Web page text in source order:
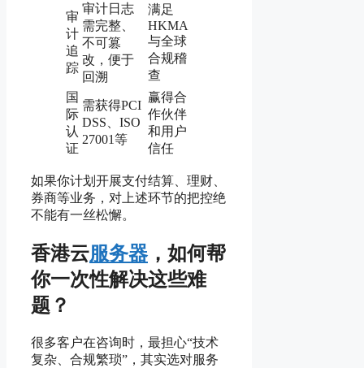
审
计
追
踪
审计日志
需完整、
不可篡
改，便于
回溯
满足
HKMA
与全球
合规稽
查
国
际
认
证
需获得PCI
DSS、ISO
27001等
赢得合
作伙伴
和用户
信任
如果你计划开展支付结算、理财、
券商等业务，对上述环节的把控绝
不能有一丝松懈。
香港云服务器，如何帮
你一次性解决这些难
题？
很多客户在咨询时，最担心“技术
复杂、合规繁琐”，其实选对服务